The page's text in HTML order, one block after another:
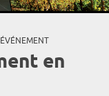
en